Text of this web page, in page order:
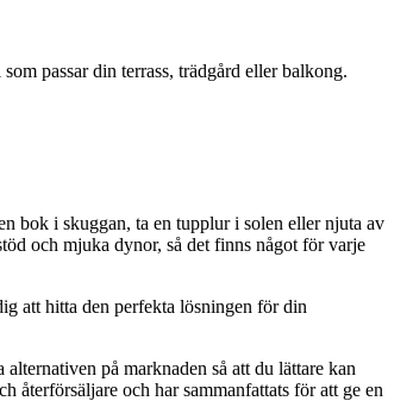
passar din terrass, trädgård eller balkong.
bok i skuggan, ta en tupplur i solen eller njuta av
och mjuka dynor, så det finns något för varje
att hitta den perfekta lösningen för din
på marknaden så att du lättare kan
och har sammanfattats för att ge en